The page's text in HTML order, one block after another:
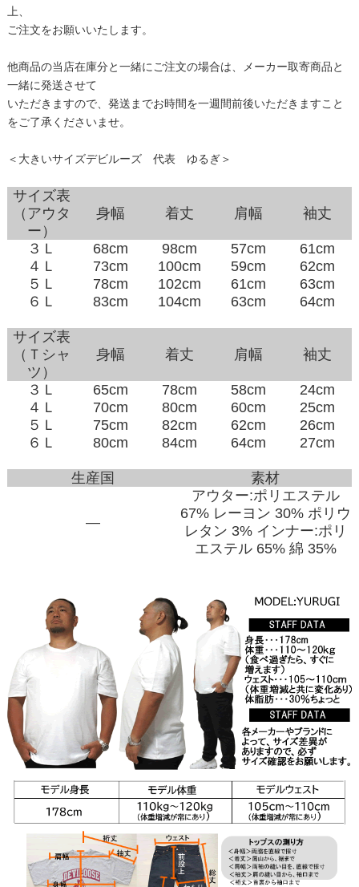
上、
ご注文をお願いいたします。
他商品の当店在庫分と一緒にご注文の場合は、メーカー取寄商品と
一緒に発送させて
いただきますので、発送までお時間を一週間前後いただきますこと
をご了承くださいませ。
＜大きいサイズデビルーズ 代表 ゆるぎ＞
サイズ表
（アウタ
ー）
身幅 着丈 肩幅 袖丈
３Ｌ 68cm 98cm 57cm
61cm
４Ｌ
73cm 100cm 59cm
62cm
５Ｌ
78cm 102cm 61cm
63cm
６Ｌ
83cm 104cm 63cm 64cm
サイズ表
（Ｔシャ
ツ）
身幅 着丈 肩幅 袖丈
３Ｌ 65cm 78cm 58cm
24cm
４Ｌ
70cm 80cm 60cm
25cm
５Ｌ
75cm 82cm 62cm
26cm
６Ｌ
80cm 84cm 64cm 27cm
生産国 素材
―
アウター:ポリエステル
67% レーヨン 30% ポリウ
レタン 3% インナー:ポリ
エステル 65% 綿 35%